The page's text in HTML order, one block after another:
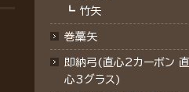
┗ 竹矢
巻藁矢
即納弓(直心2カーボン 直
心3グラス)